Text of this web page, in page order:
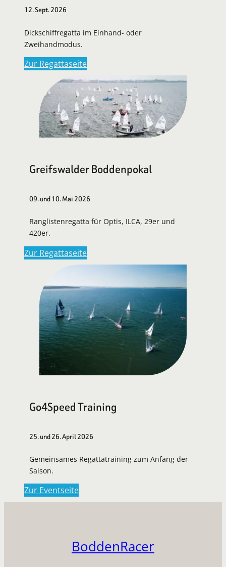
12. Sept. 2026
Dickschiffregatta im Einhand- oder
Zweihandmodus.
Zur Regattaseite
Greifswalder Boddenpokal
09. und 10. Mai 2026
Ranglistenregatta für Optis, ILCA, 29er und
420er.
Zur Regattaseite
Go4Speed Training
25. und 26. April 2026
Gemeinsames Regattatraining zum Anfang der
Saison.
Zur Eventseite
BoddenRacer